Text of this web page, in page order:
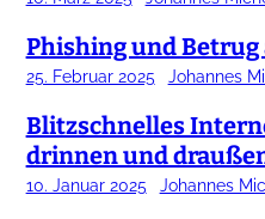
Phishing und Betrug
25. Februar 2025 Johannes
Blitzschnelles
drinnen und
10. Januar 2025 Johannes